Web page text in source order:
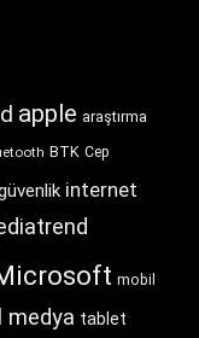
apple araştırma
BTK Cep
internet
mobil
medya tablet